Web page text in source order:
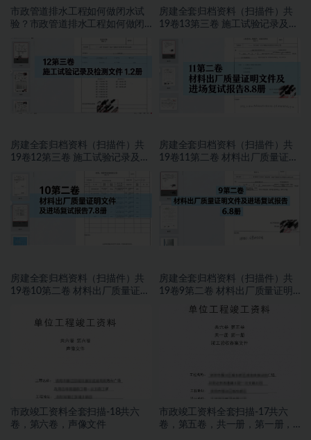
市政管道排水工程如何做闭水试
验？市政管道排水工程如何做闭
房建全套归档资料（扫描件）共
19卷13第三卷 施工试验记录及检
房建全套归档资料（扫描件）共
19卷12第三卷 施工试验记录及检
房建全套归档资料（扫描件）共
19卷11第二卷 材料出厂质量证明
房建全套归档资料（扫描件）共
19卷10第二卷 材料出厂质量证明
房建全套归档资料（扫描件）共
19卷9第二卷 材料出厂质量证明
文件及进场复试报告 6.8册
市政竣工资料全套扫描-18共六
卷，第六卷，声像文件
市政竣工资料全套扫描-17共六
卷，第五卷，共一册，第一册，